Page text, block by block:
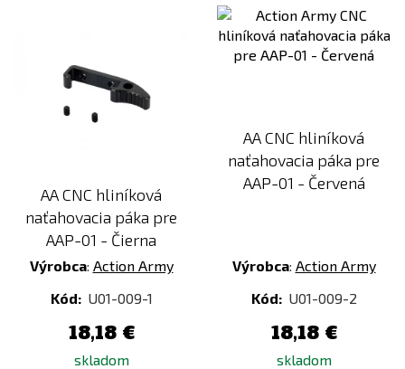
AA CNC hliníková
naťahovacia páka pre
AAP-01 - Čierna
Výrobca: Action Army
Kód: U01-009-1
18,18 €
skladom
AA CNC hliníková
naťahovacia páka pre
AAP-01 - Červená
Výrobca: Action Army
Kód: U01-009-2
18,18 €
skladom